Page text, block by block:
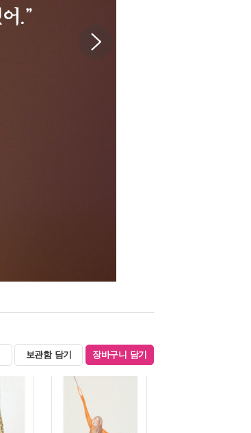
보관함 담기 장바구니 담기